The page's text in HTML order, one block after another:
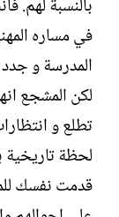
بالنسبة لهم.
في مساره
المدرسة و
لكن المشجع
تطلع و
لحظة تاريخية
قدمت نفسك